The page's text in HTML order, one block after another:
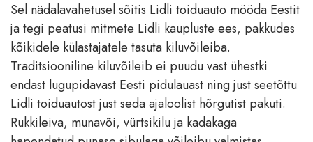
Sel nädalavahetusel sõitis Lidli toiduauto mööda Eestit
ja tegi peatusi mitmete Lidli kaupluste ees, pakkudes
kõikidele külastajatele tasuta kiluvõileiba.
Traditsiooniline kiluvõileib ei puudu vast ühestki
endast lugupidavast Eesti pidulauast ning just seetõttu
Lidli toiduautost just seda ajaloolist hõrgutist pakuti.
Rukkileiva, munavõi, vürtsikilu ja kadakaga